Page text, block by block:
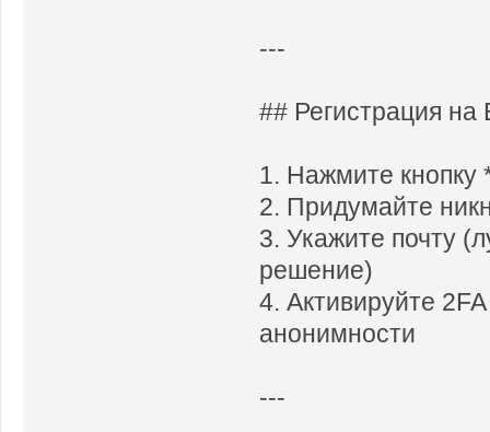
---
## Регистрация
1. Нажмите кнопку
2. Придумайте
3. Укажите почту
решение)
4. Активируйте
анонимности
---